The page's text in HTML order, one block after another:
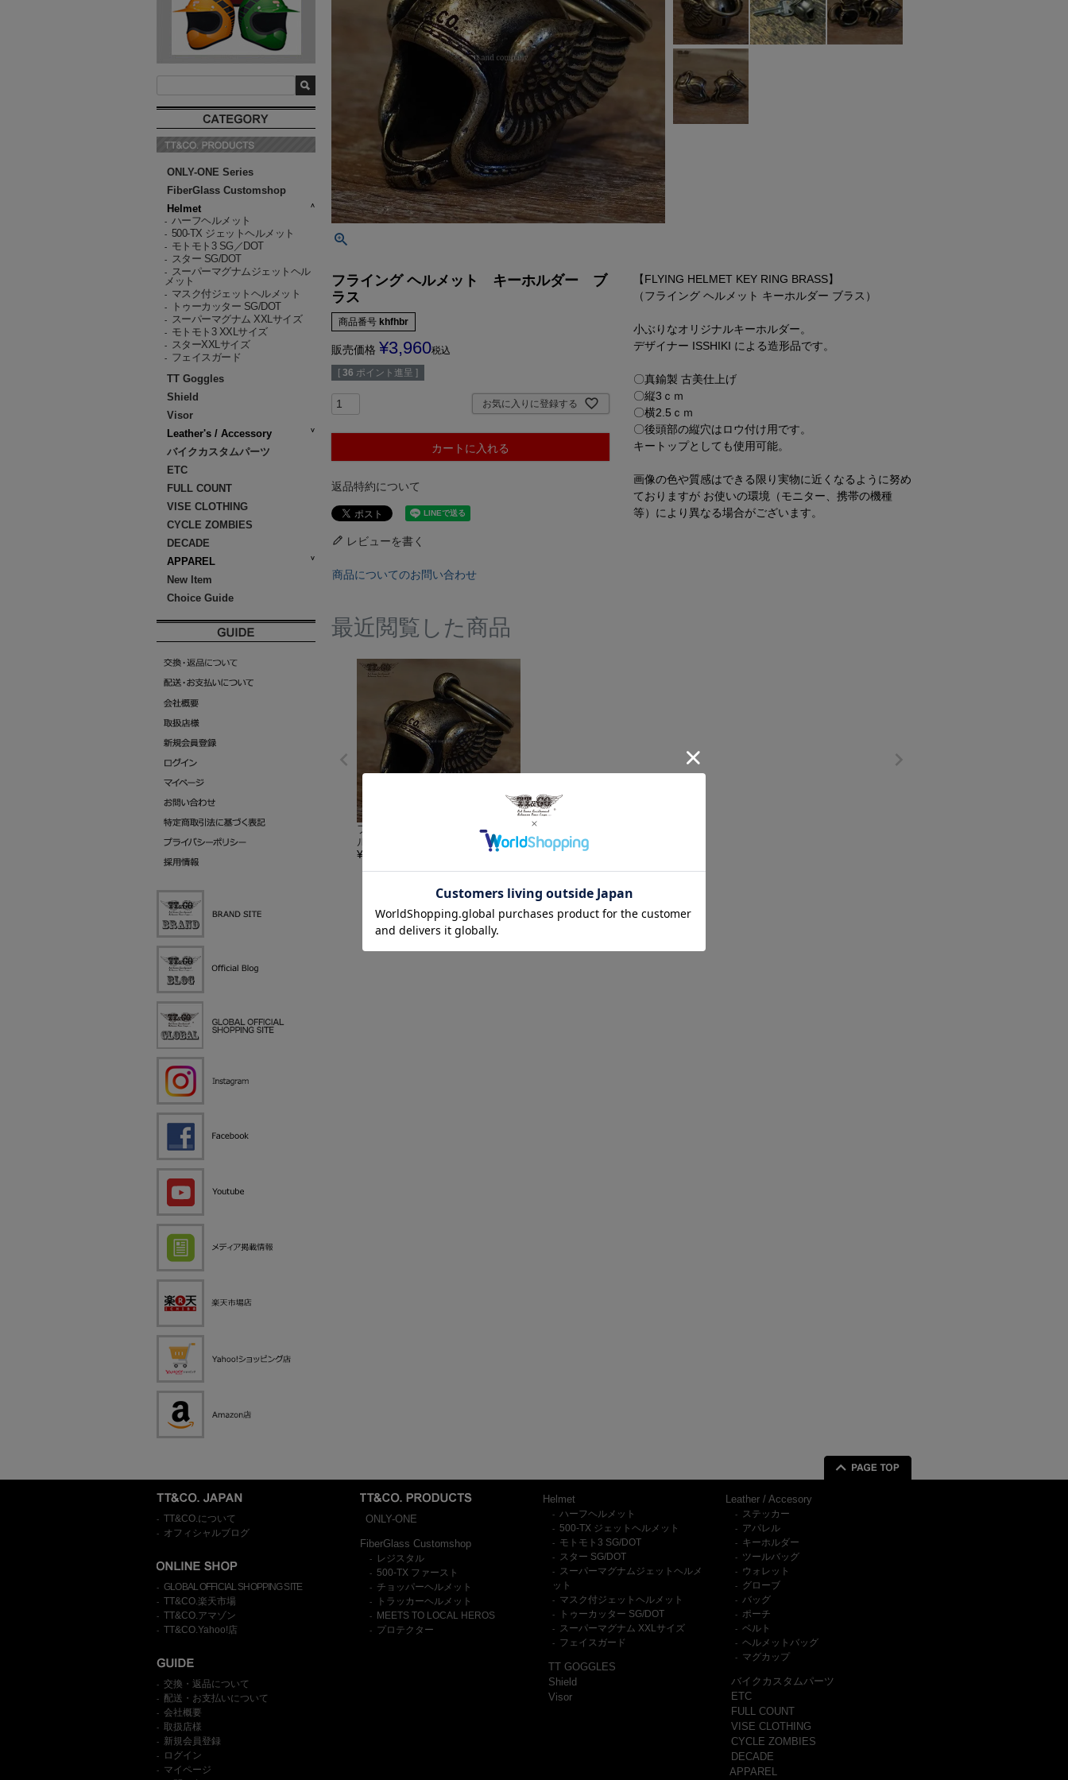
ONLY-ONE Series
FiberGlass Customshop
Helmet
- ハーフヘルメット
- 500-TX ジェットヘルメット
- モトモト3 SG／DOT
- スター SG/DOT
-
スーパーマグナムジェットヘル
メット
- マスク付ジェットヘルメット
- トゥーカッター SG/DOT
- スーパーマグナム XXLサイズ
- モトモト3 XXLサイズ
- スターXXLサイズ
- フェイスガード
TT Goggles
Shield
Visor
Leather's / Accessory
バイクカスタムパーツ
ETC
FULL COUNT
VISE CLOTHING
CYCLE ZOMBIES
DECADE
APPAREL
New Item
Choice Guide
フライング ヘルメット キーホルダー ブ
ラス
商品番号 khfhbr
販売価格 ¥3,960税込
[ 36 ポイント進呈 ]
お気に入りに登録する
カートに入れる
返品特約について
レビューを書く
商品についてのお問い合わせ
【FLYING HELMET KEY RING BRASS】
（フライング ヘルメット キーホルダー ブラス）
小ぶりなオリジナルキーホルダー。
デザイナー ISSHIKI による造形品です。
〇真鍮製 古美仕上げ
〇縦3ｃｍ
〇横2.5ｃｍ
〇後頭部の縦穴はロウ付け用です。
キートップとしても使用可能。
画像の色や質感はできる限り実物に近くなるように努め
ておりますが お使いの環境（モニター、携帯の機種
等）により異なる場合がございます。
最近閲覧した商品
フライング ヘルメット キーホ
ルダー ブラス
¥
- TT&CO.について
- オフィシャルブログ
- GLOBAL OFFICIAL SHOPPING SITE
- TT&CO.楽天市場
- TT&CO.アマゾン
- TT&CO.Yahoo!店
- 交換・返品について
- 配送・お支払いについて
- 会社概要
- 取扱店様
- 新規会員登録
- ログイン
-
マイページ
ONLY-ONE
FiberGlass Customshop
- レジスタル
- 500-TX ファースト
- チョッパーヘルメット
- トラッカーヘルメット
- MEETS TO LOCAL HEROS
- プロテクター
Helmet
- ハーフヘルメット
- 500-TX ジェットヘルメット
- モトモト3 SG/DOT
- スター SG/DOT
-
スーパーマグナムジェットヘルメ
ット
- マスク付ジェットヘルメット
- トゥーカッター SG/DOT
- スーパーマグナム XXLサイズ
- フェイスガード
TT GOGGLES
Shield
Visor
Leather / Accesory
- ステッカー
- アパレル
- キーホルダー
- ツールバッグ
- ウォレット
- グローブ
- バッグ
- ポーチ
- ベルト
- ヘルメットバッグ
- マグカップ
バイクカスタムパーツ
ETC
FULL COUNT
VISE CLOTHING
CYCLE ZOMBIES
DECADE
APPAREL